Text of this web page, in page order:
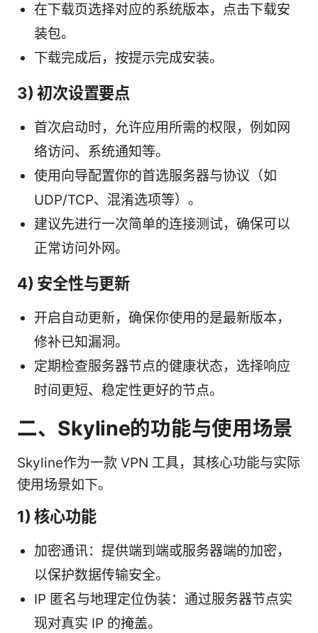
在下载页选择对应的系统版本，点击下载安
装包。
下载完成后，按提示完成安装。
3) 初次设置要点
首次启动时，允许应用所需的权限，例如网
络访问、系统通知等。
使用向导配置你的首选服务器与协议（如
UDP/TCP、混淆选项等）。
建议先进行一次简单的连接测试，确保可以
正常访问外网。
4) 安全性与更新
开启自动更新，确保你使用的是最新版本，
修补已知漏洞。
定期检查服务器节点的健康状态，选择响应
时间更短、稳定性更好的节点。
二、Skyline的功能与使用场景
Skyline作为一款 VPN 工具，其核心功能与实际
使用场景如下。
1) 核心功能
加密通讯：提供端到端或服务器端的加密，
以保护数据传输安全。
IP 匿名与地理定位伪装：通过服务器节点实
现对真实 IP 的掩盖。